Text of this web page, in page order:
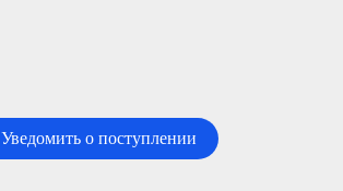
Уведомить о поступлении